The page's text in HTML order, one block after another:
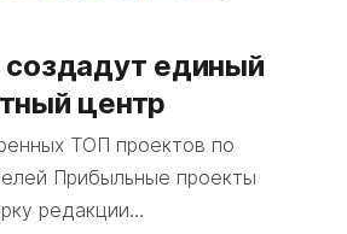
единый
центр
ТОП проектов по
Прибыльные проекты
редакции…